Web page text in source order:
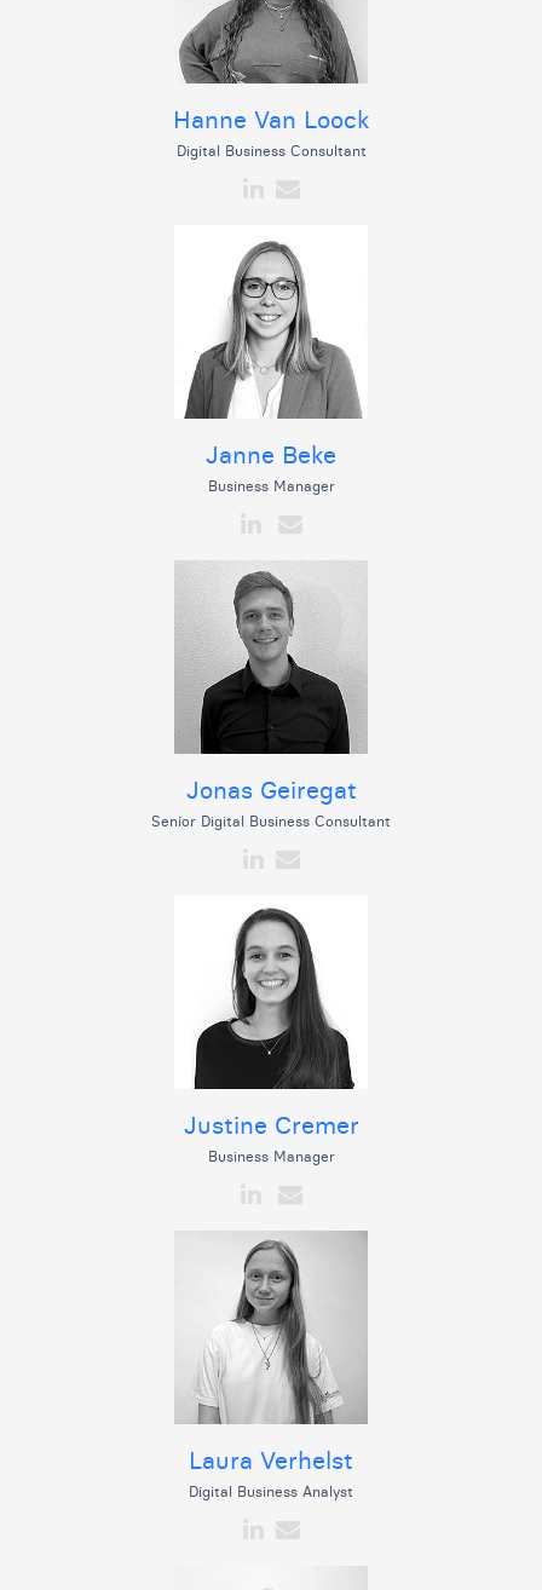
Hanne Van Loock
Digital Business Consultant
Janne Beke
Business Manager
Jonas Geiregat
Senior Digital Business Consultant
Justine Cremer
Business Manager
Laura Verhelst
Digital Business Analyst